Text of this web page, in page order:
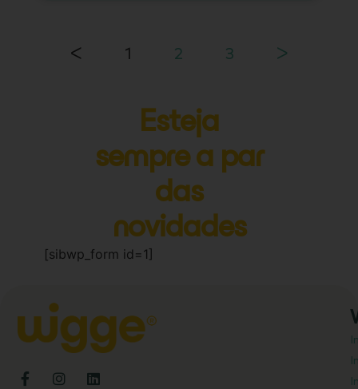
ᐸ 1 2 3 ᐳ
Esteja
sempre a par
das
novidades
[sibwp_form id=1]